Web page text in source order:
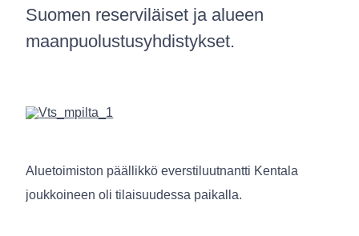
Suomen reserviläiset ja alueen
maanpuolustusyhdistykset.
Aluetoimiston päällikkö everstiluutnantti Kentala
joukkoineen oli tilaisuudessa paikalla.